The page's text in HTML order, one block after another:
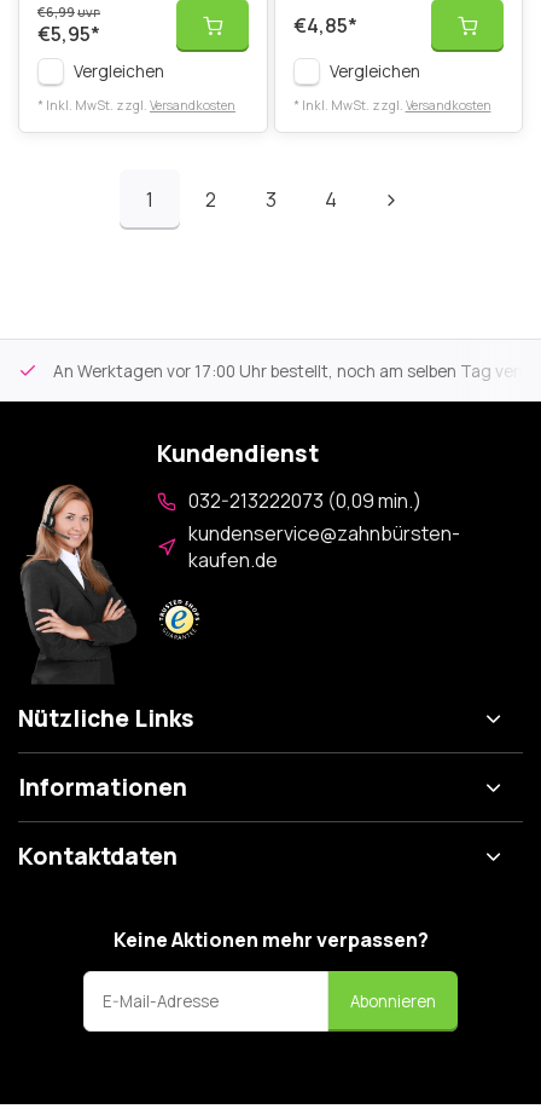
€6,99UVP
€5,95*
Vergleichen
* Inkl. MwSt. zzgl. Versandkosten
€4,85*
Vergleichen
* Inkl. MwSt. zzgl. Versandkosten
1 2 3 4
An Werktagen vor 17:00 Uhr bestellt, noch am selben Tag
Kundendienst
032-213222073 (0,09 min.)
kundenservice@zahnbürsten-
kaufen.de
Nützliche Links
Informationen
Kontaktdaten
Keine Aktionen mehr verpassen?
Abonnieren